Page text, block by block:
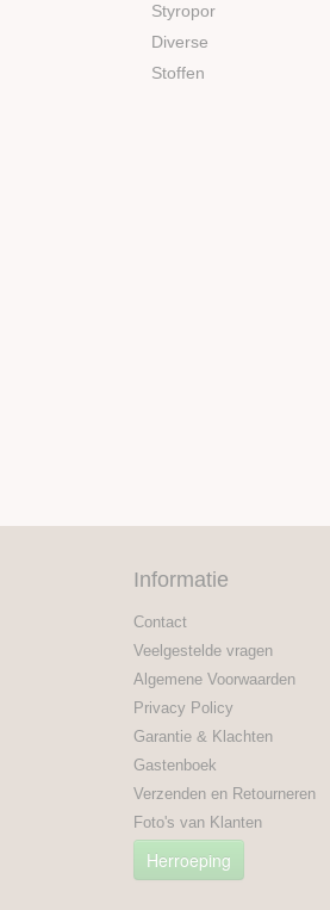
Styropor
Diverse
Stoffen
Informatie
Contact
Veelgestelde vragen
Algemene Voorwaarden
Privacy Policy
Garantie & Klachten
Gastenboek
Verzenden en Retourneren
Foto's van Klanten
Herroeping